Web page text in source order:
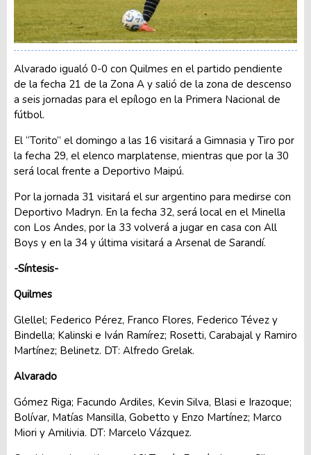
Alvarado igualó 0-0 con Quilmes en el partido pendiente
de la fecha 21 de la Zona A y salió de la zona de descenso
a seis jornadas para el epílogo en la Primera Nacional de
fútbol.
El “Torito” el domingo a las 16 visitará a Gimnasia y Tiro por
la fecha 29, el elenco marplatense, mientras que por la 30
será local frente a Deportivo Maipú.
Por la jornada 31 visitará el sur argentino para medirse con
Deportivo Madryn. En la fecha 32, será local en el Minella
con Los Andes, por la 33 volverá a jugar en casa con All
Boys y en la 34 y última visitará a Arsenal de Sarandí.
-Síntesis-
Quilmes
Glellel; Federico Pérez, Franco Flores, Federico Tévez y
Bindella; Kalinski e Iván Ramírez; Rosetti, Carabajal y Ramiro
Martínez; Belinetz. DT: Alfredo Grelak.
Alvarado
Gómez Riga; Facundo Ardiles, Kevin Silva, Blasi e Irazoque;
Bolívar, Matías Mansilla, Gobetto y Enzo Martínez; Marco
Miori y Amilivia. DT: Marcelo Vázquez.